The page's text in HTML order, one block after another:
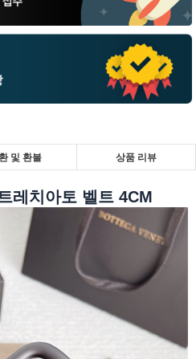
및 환불 상품 리뷰
레치아토 벨트 4CM